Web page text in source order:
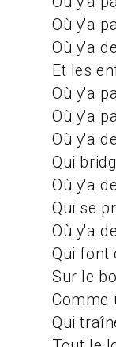
Où y'a
Où y'a
Et les
Où y'a
Où y'a
Où y'a
Qui
Où y'a
Qui se
Où y'a
Qui font
Sur le
Comme
Qui